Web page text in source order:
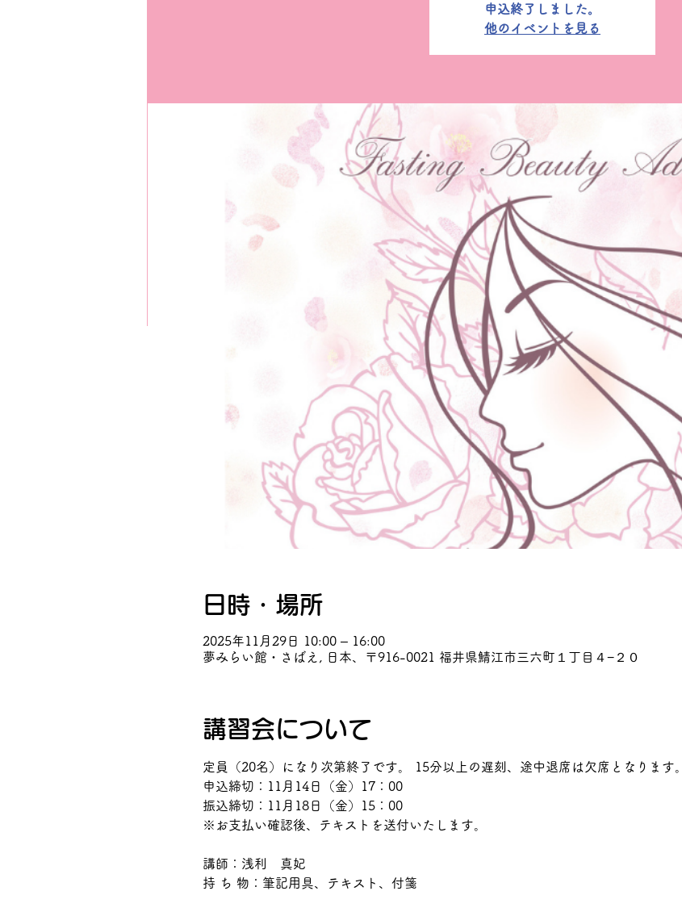
申込終了しました。
他のイベントを見る
日時・場所
2025年11月29日 10:00 – 16:00
夢みらい館・さばえ, 日本、〒916-0021 福井県鯖江市三六町１丁目４−２０
講習会について
定員（20名）になり次第終了です。 15分以上の遅刻、途中退席は欠席となります。
申込締切：11月14日（金）17：00
振込締切：11月18日（金）15：00
※お支払い確認後、テキストを送付いたします。
講師：浅利　真妃
持 ち 物：筆記用具、テキスト、付箋